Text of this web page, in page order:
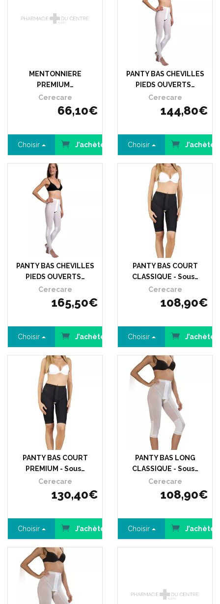
MENTONNIERE
PREMIUM…
Cerecare
66,10€
Choisir J’achète
PANTY BAS CHEVILLES
PIEDS OUVERTS…
Cerecare
144,80€
Choisir J’achète
PANTY BAS CHEVILLES
PIEDS OUVERTS…
Cerecare
165,50€
Choisir J’achète
PANTY BAS COURT
CLASSIQUE - Sous…
Cerecare
108,90€
Choisir J’achète
PANTY BAS COURT
PREMIUM - Sous…
Cerecare
130,40€
Choisir J’achète
PANTY BAS LONG
CLASSIQUE - Sous…
Cerecare
108,90€
Choisir J’achète